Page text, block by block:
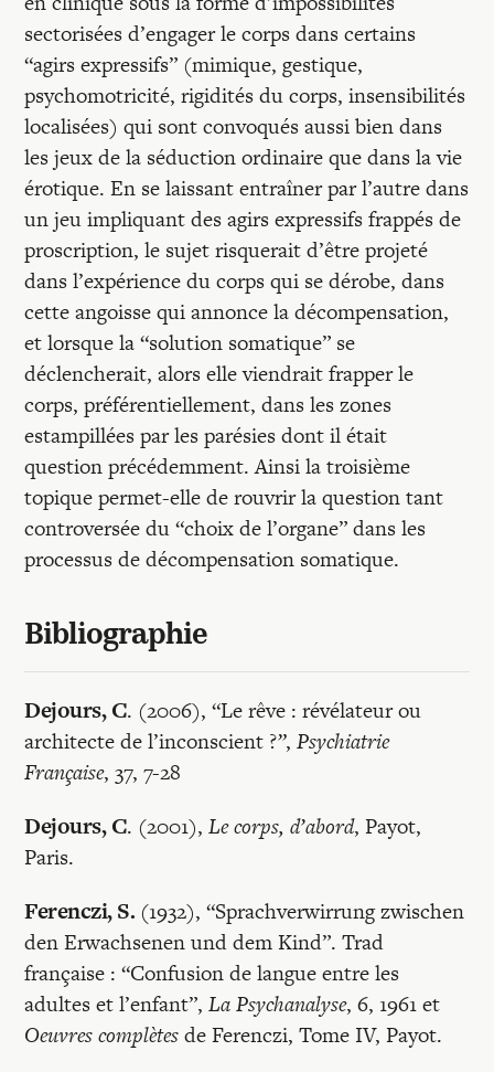
sectorisées d’engager le corps dans certains
“agirs expressifs” (mimique, gestique,
psychomotricité, rigidités du corps, insensibilités
localisées) qui sont convoqués aussi bien dans
les jeux de la séduction ordinaire que dans la vie
érotique. En se laissant entraîner par l’autre dans
un jeu impliquant des agirs expressifs frappés de
proscription, le sujet risquerait d’être projeté
dans l’expérience du corps qui se dérobe, dans
cette angoisse qui annonce la décompensation,
et lorsque la “solution somatique” se
déclencherait, alors elle viendrait frapper le
corps, préférentiellement, dans les zones
estampillées par les parésies dont il était
question précédemment. Ainsi la troisième
topique permet-elle de rouvrir la question tant
controversée du “choix de l’organe” dans les
processus de décompensation somatique.
Bibliographie
Dejours, C. (2006), “Le rêve : révélateur ou
architecte de l’inconscient ?”,Psychiatrie
Française, 37, 7-28
Dejours, C. (2001),Le corps, d’abord, Payot,
Paris.
Ferenczi, S. (1932), “Sprachverwirrung zwischen
den Erwachsenen und dem Kind”. Trad
française : “Confusion de langue entre les
adultes et l’enfant”,La Psychanalyse, 6, 1961 et
Oeuvres complètesde Ferenczi, Tome IV, Payot.